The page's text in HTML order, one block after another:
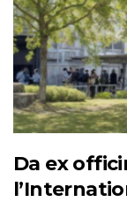
Da ex